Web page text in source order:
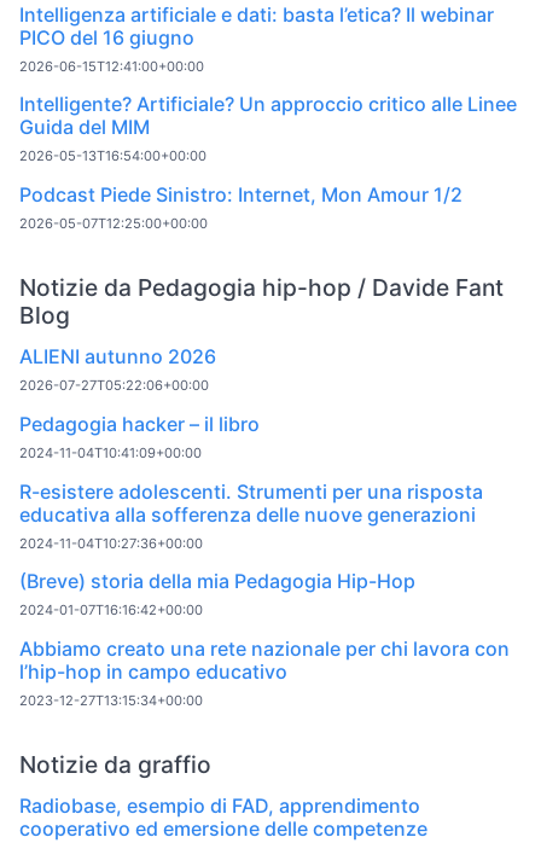
Intelligenza artificiale e dati: basta l’etica? Il webinar
PICO del 16 giugno
2026-06-15T12:41:00+00:00
Intelligente? Artificiale? Un approccio critico alle Linee
Guida del MIM
2026-05-13T16:54:00+00:00
Podcast Piede Sinistro: Internet, Mon Amour 1/2
2026-05-07T12:25:00+00:00
Notizie da Pedagogia hip-hop / Davide Fant
Blog
ALIENI autunno 2026
2026-07-27T05:22:06+00:00
Pedagogia hacker – il libro
2024-11-04T10:41:09+00:00
R-esistere adolescenti. Strumenti per una risposta
educativa alla sofferenza delle nuove generazioni
2024-11-04T10:27:36+00:00
(Breve) storia della mia Pedagogia Hip-Hop
2024-01-07T16:16:42+00:00
Abbiamo creato una rete nazionale per chi lavora con
l’hip-hop in campo educativo
2023-12-27T13:15:34+00:00
Notizie da graffio
Radiobase, esempio di FAD, apprendimento
cooperativo ed emersione delle competenze